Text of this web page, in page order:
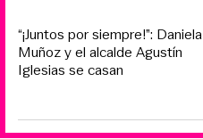
“¡Juntos por siempre!”: Daniela
Muñoz y el alcalde Agustín
Iglesias se casan